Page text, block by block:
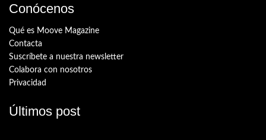
Conócenos
Qué es Moove Magazine
Contacta
Suscríbete a nuestra newsletter
Colabora con nosotros
Privacidad
Últimos post